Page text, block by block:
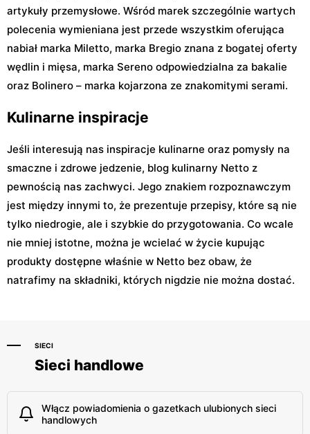
artykuły przemysłowe. Wśród marek szczególnie wartych
polecenia wymieniana jest przede wszystkim oferująca
nabiał marka Miletto, marka Bregio znana z bogatej oferty
wędlin i mięsa, marka Sereno odpowiedzialna za bakalie
oraz Bolinero – marka kojarzona ze znakomitymi serami.
Kulinarne inspiracje
Jeśli interesują nas inspiracje kulinarne oraz pomysły na
smaczne i zdrowe jedzenie, blog kulinarny Netto z
pewnością nas zachwyci. Jego znakiem rozpoznawczym
jest między innymi to, że prezentuje przepisy, które są nie
tylko niedrogie, ale i szybkie do przygotowania. Co wcale
nie mniej istotne, można je wcielać w życie kupując
produkty dostępne właśnie w Netto bez obaw, że
natrafimy na składniki, których nigdzie nie można dostać.
SIECI
Sieci handlowe
Włącz powiadomienia o gazetkach ulubionych sieci
handlowych